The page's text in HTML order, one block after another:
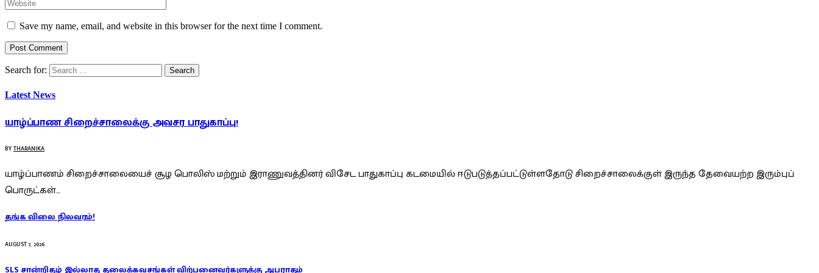
Save my name, email, and website in this browser for the next time I comment.
Search for:
Latest News
யாழ்ப்பாண சிறைச்சாலைக்கு அவசர பாதுகாப்பு!
BYTHARANIKA
யாழ்ப்பாணம் சிறைச்சாலையைச் சூழ பொலிஸ் மற்றும் இராணுவத்தினர் விசேட பாதுகாப்பு கடமையில் ஈடுபடுத்தப்பட்டுள்ளதோடு சிறைச்சாலைக்குள் இருந்த தேவையற்ற இரும்புப்
பொருட்கள்…
தங்க விலை நிலவரம்!
AUGUST 7, 2026
SLS சான்றிதழ் இல்லாத தலைக்கவசங்கள் விற்பனைவர்களுக்கு அபராதம்